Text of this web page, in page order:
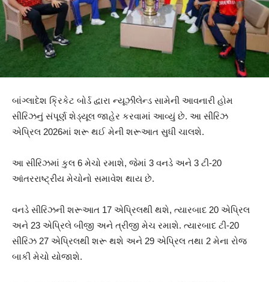
બાંગ્લાદેશ ક્રિકેટ બોર્ડ દ્વારા ન્યૂઝીલેન્ડ સામેની આવનારી હોમ
સીરિઝનું સંપૂર્ણ શેડ્યૂલ જાહેર કરવામાં આવ્યું છે. આ સીરિઝ
એપ્રિલ 2026માં શરૂ થઈ મેની શરૂઆત સુધી ચાલશે.
આ સીરિઝમાં કુલ 6 મેચો રમાશે, જેમાં 3 વનડે અને 3 ટી-20
આંતરરાષ્ટ્રીય મેચોનો સમાવેશ થાય છે.
વનડે સીરિઝની શરૂઆત 17 એપ્રિલથી થશે, ત્યારબાદ 20 એપ્રિલ
અને 23 એપ્રિલે બીજી અને ત્રીજી મેચ રમાશે. ત્યારબાદ ટી-20
સીરિઝ 27 એપ્રિલથી શરૂ થશે અને 29 એપ્રિલ તથા 2 મેના રોજ
બાકી મેચો યોજાશે.